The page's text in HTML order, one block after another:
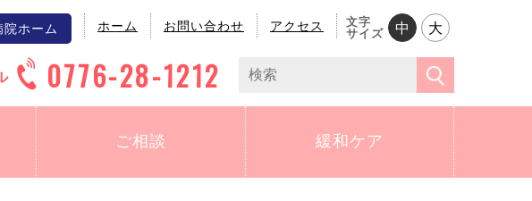
ホーム ホーム お問い合わせ アクセス
文字
サイズ
中 大
0776-28-1212
ご相談 緩和ケア